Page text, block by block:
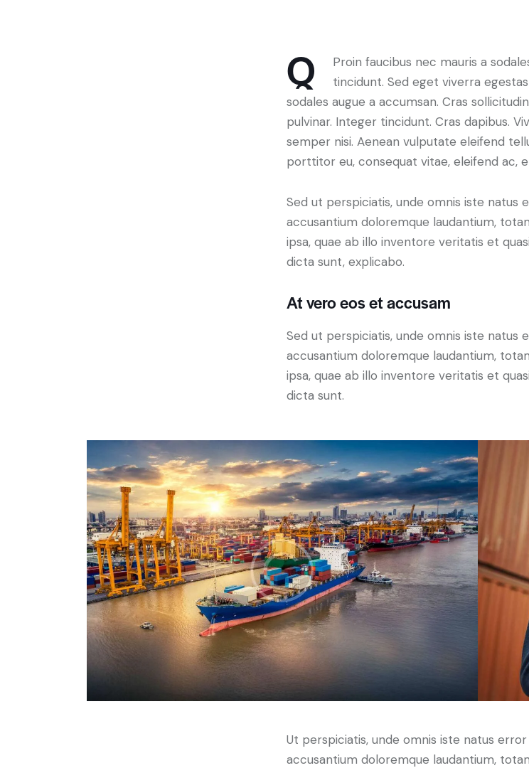
Q
Proin faucibus nec mauris a
tincidunt. Sed eget viverra
sodales augue a accumsan. Cras
pulvinar. Integer tincidunt. Cras dapibus.
semper nisi. Aenean vulputate eleifend
porttitor eu, consequat vitae, eleifend ac,
Sed ut perspiciatis, unde omnis iste natus
accusantium doloremque laudantium,
ipsa, quae ab illo inventore veritatis et
dicta sunt, explicabo.
At vero eos et accusam
Sed ut perspiciatis, unde omnis iste natus
accusantium doloremque laudantium,
ipsa, quae ab illo inventore veritatis et
dicta sunt.
Ut perspiciatis, unde omnis iste natus
accusantium doloremque laudantium,